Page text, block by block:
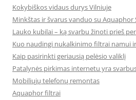
Kokybiškos vidaus durys Vilniuje
Minkštas ir švarus vanduo su Aquaphor
Lauko kubilai – ką svarbu žinoti prieš
Kuo naudingi nukalkinimo filtrai namui
Kaip pasirinkti geriausią pelėsio valiklį
Patalynės pirkimas internetu yra
Mobiliųjų telefonų remontas
Aquaphor filtrai